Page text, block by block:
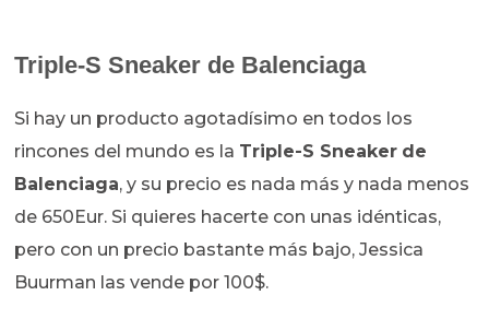
Triple-S Sneaker de Balenciaga
Si hay un producto agotadísimo en todos los
rincones del mundo es la Triple-S Sneaker de
Balenciaga, y su precio es nada más y nada menos
de 650Eur. Si quieres hacerte con unas idénticas,
pero con un precio bastante más bajo, Jessica
Buurman las vende por 100$.